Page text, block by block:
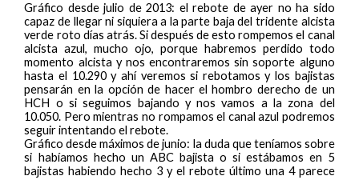
Gráfico desde julio de 2013: el rebote de ayer no ha sido
capaz de llegar ni siquiera a la parte baja del tridente alcista
verde roto días atrás. Si después de esto rompemos el canal
alcista azul, mucho ojo, porque habremos perdido todo
momento alcista y nos encontraremos sin soporte alguno
hasta el 10.290 y ahí veremos si rebotamos y los bajistas
pensarán en la opción de hacer el hombro derecho de un
HCH o si seguimos bajando y nos vamos a la zona del
10.050. Pero mientras no rompamos el canal azul podremos
seguir intentando el rebote.
Gráfico desde máximos de junio: la duda que teníamos sobre
si habíamos hecho un ABC bajista o si estábamos en 5
bajistas habiendo hecho 3 y el rebote último una 4 parece